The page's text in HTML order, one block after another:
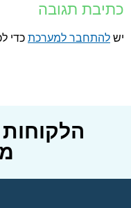
כתיבת תגובה
ישלהתחבר למערכתכדי
הלקוחות